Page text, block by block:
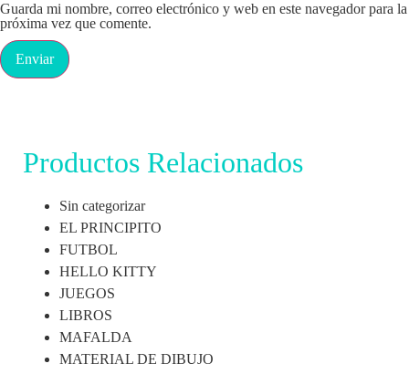
Guarda mi nombre, correo electrónico y web en este navegador para la
próxima vez que comente.
Productos Relacionados
Sin categorizar
EL PRINCIPITO
FUTBOL
HELLO KITTY
JUEGOS
LIBROS
MAFALDA
MATERIAL DE DIBUJO